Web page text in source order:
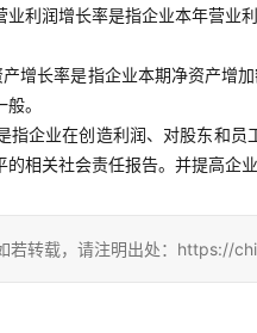
业利润增长率是指企业本年营业
产增长率是指企业本期净资产增
。
指企业在创造利润、对股东和
相关社会责任报告。并提高企
若转载，请注明出处：https://